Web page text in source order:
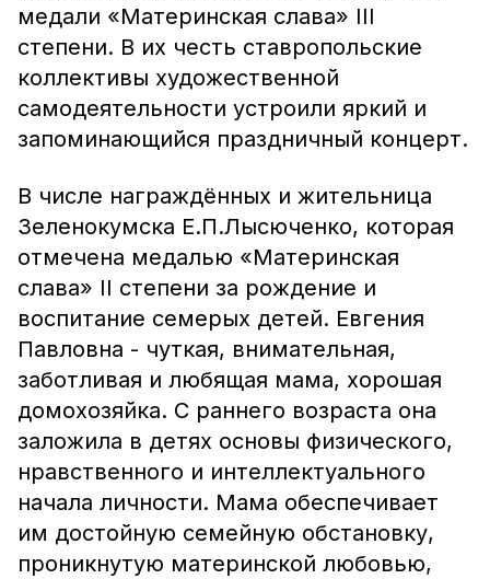
медали «Материнская слава» III
степени. В их честь ставропольские
коллективы художественной
самодеятельности устроили яркий и
запоминающийся праздничный концерт.
В числе награждённых и жительница
Зеленокумска Е.П.Лысюченко, которая
отмечена медалью «Материнская
слава» II степени за рождение и
воспитание семерых детей. Евгения
Павловна - чуткая, внимательная,
заботливая и любящая мама, хорошая
домохозяйка. С раннего возраста она
заложила в детях основы физического,
нравственного и интеллектуального
начала личности. Мама обеспечивает
им достойную семейную обстановку,
проникнутую материнской любовью,